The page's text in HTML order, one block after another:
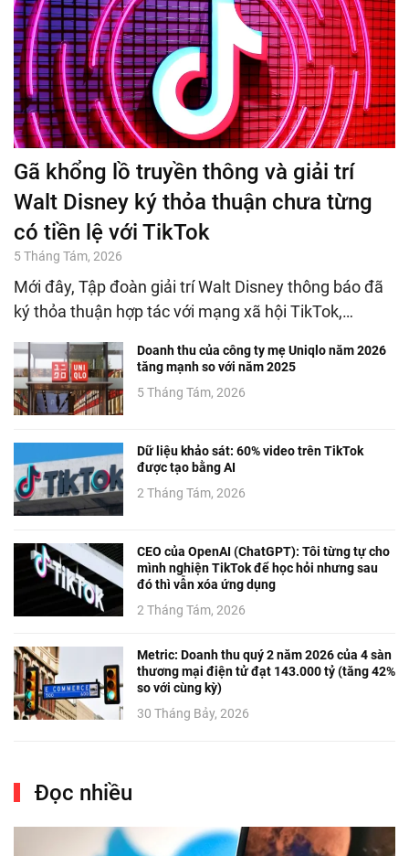
Gã khổng lồ truyền thông và giải trí
Walt Disney ký thỏa thuận chưa từng
có tiền lệ với TikTok
5 Tháng Tám, 2026
Mới đây, Tập đoàn giải trí Walt Disney thông báo đã
ký thỏa thuận hợp tác với mạng xã hội TikTok,…
Doanh thu của công ty mẹ Uniqlo năm 2026
tăng mạnh so với năm 2025
5 Tháng Tám, 2026
Dữ liệu khảo sát: 60% video trên TikTok
được tạo bằng AI
2 Tháng Tám, 2026
CEO của OpenAI (ChatGPT): Tôi từng tự cho
mình nghiện TikTok để học hỏi nhưng sau
đó thì vẫn xóa ứng dụng
2 Tháng Tám, 2026
Metric: Doanh thu quý 2 năm 2026 của 4 sàn
thương mại điện tử đạt 143.000 tỷ (tăng 42%
so với cùng kỳ)
30 Tháng Bảy, 2026
Đọc nhiều